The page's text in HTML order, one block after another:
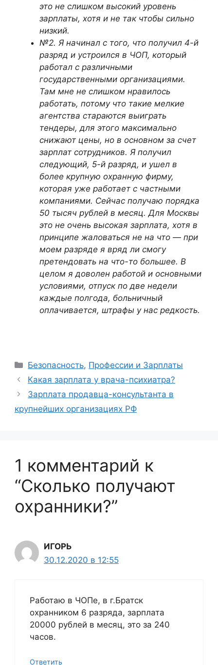
это не слишком высокий уровень
зарплаты, хотя и не так чтобы сильно
низкий.
№2. Я начинал с того, что получил 4-й
разряд и устроился в ЧОП, который
работал с различными
государственными организациями.
Там мне не слишком нравилось
работать, потому что такие мелкие
агентства стараются выиграть
тендеры, для этого максимально
снижают цены, но в основном за счет
зарплат сотрудников. Я получил
следующий, 5-й разряд, и ушел в
более крупную охранную фирму,
которая уже работает с частными
компаниями. Сейчас получаю порядка
50 тысяч рублей в месяц. Для Москвы
это не очень высокая зарплата, хотя в
принципе жаловаться не на что — при
моем разряде я вряд ли смогу
претендовать на что-то большее. В
целом я доволен работой и основными
условиями, отпуск по две недели
каждые полгода, больничный
оплачивается, штрафы у нас редкость.
Рубрики
Безопасность, Профессии и Зарплаты
Какая зарплата у врача-психиатра?
Зарплата продавца-консультанта в
крупнейших организациях РФ
1 комментарий к
“Сколько получают
охранники?”
ИГОРЬ
30.12.2020 в 12:55
Работаю в ЧОПе, в г.Братск
охранником 6 разряда, зарплата
20000 рублей в месяц, это за 240
часов.
Ответить